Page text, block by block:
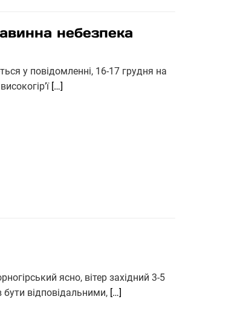
небезпека
у повідомленні, 16-17 грудня на
[…]
ясно, вітер західний 3-5
відповідальними, […]